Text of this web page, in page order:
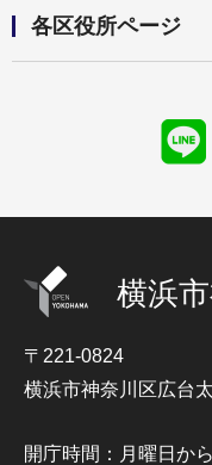
各区役所ページ
横浜
〒221-0824
横浜市神奈川区広台
開庁時間：月曜日か